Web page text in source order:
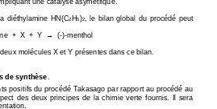
diéthylamine  HN(C
2H5)2,  le  bilan  global  du  procédé  peut
+  X  +  Y
→
  (-)-menthol
molécules X et Y présentes dans ce bilan.
de synthèse
positifs du procédé Takasago par rapport au procédé au
des  deux  principes  de  la  chimie  verte  fournis.  Il  sera